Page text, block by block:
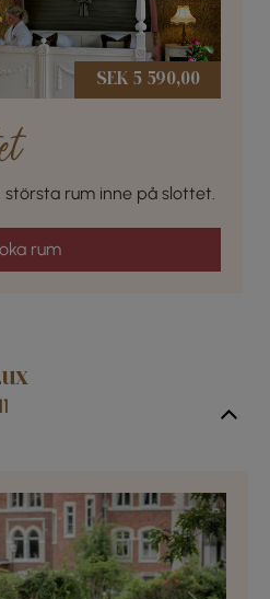
största rum inne på slottet.
SEK 5 590,00
rum